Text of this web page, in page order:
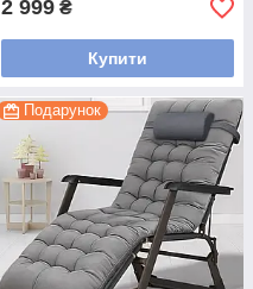
2 999 ₴
Купити
Подарунок